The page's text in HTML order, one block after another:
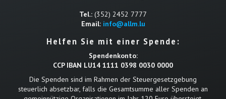
Tel.: (352) 2452 7777
Email: info@allm.lu
Helfen Sie mit einer Spende:
Spendenkonto:
CCP IBAN LU14 1111 0398 0030 0000
Die Spenden sind im Rahmen der Steuergesetzgebung
steuerlich absetzbar, falls die Gesamtsumme aller Spenden an